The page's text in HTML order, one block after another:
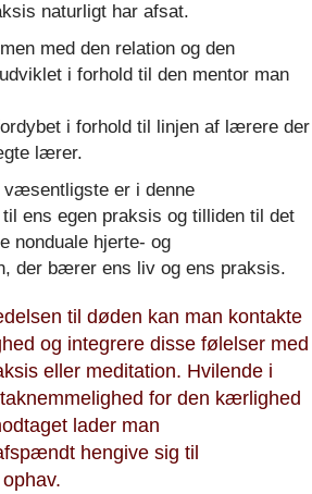
naturligt har afsat.
med den relation og den
i forhold til den mentor man
i forhold til linjen af lærere der
lærer.
er i denne
ens egen praksis og tilliden til det
nonduale hjerte- og
der bærer ens liv og ens praksis.
til døden kan man kontakte
og integrere disse følelser med
eller meditation. Hvilende i
for den kærlighed
lader man
hengive sig til